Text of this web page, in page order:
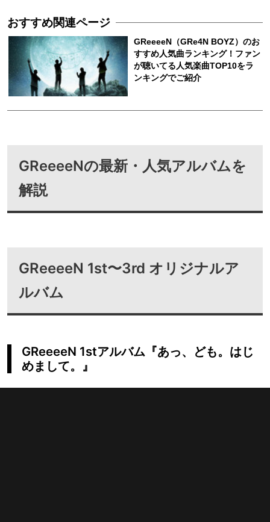
GReeeeNの最新・人気アルバムを
解説
GReeeeN 1st〜3rd オリジナルア
ルバム
GReeeeN 1stアルバム『あっ、ども。はじ
めまして。』